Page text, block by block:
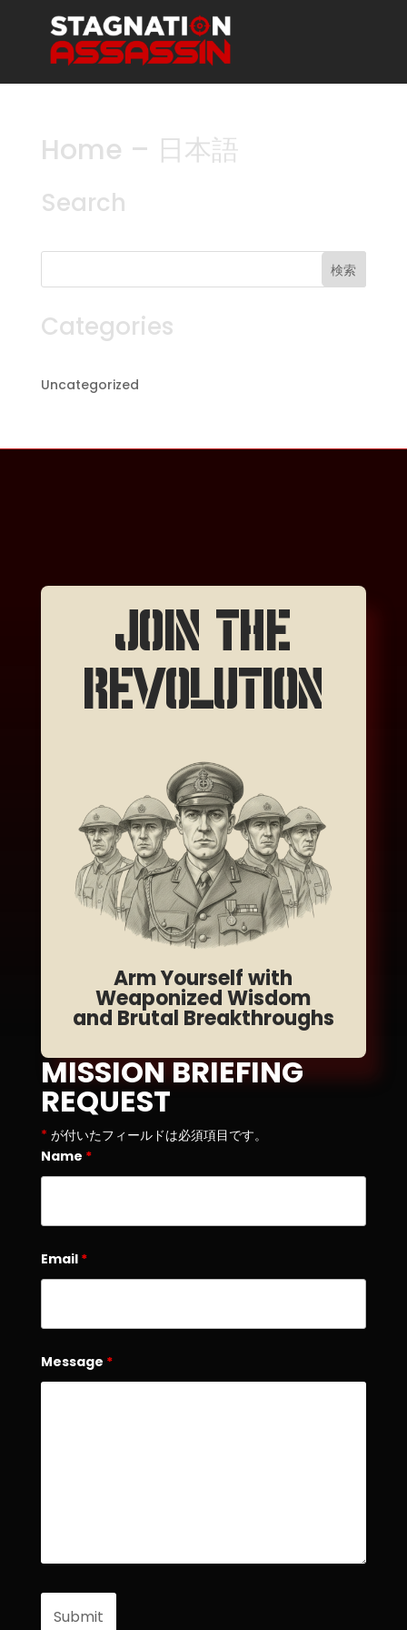
Home – 日本語
Search
検索
Categories
Uncategorized
JOIN THE
REVOLUTION
Arm Yourself with
Weaponized Wisdom
and Brutal Breakthroughs
MISSION BRIEFING
REQUEST
* が付いたフィールドは必須項目です。
Name *
Email *
Message *